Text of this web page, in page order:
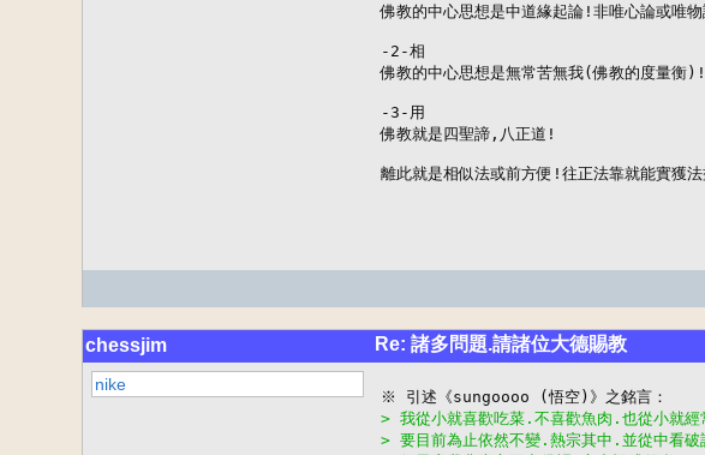
佛教的中心思想是中道緣起論!非唯心論或唯
-2-相
佛教的中心思想是無常苦無我(佛教的度量衡
-3-用
佛教就是四聖諦,八正道!
離此就是相似法或前方便!往正法靠就能實獲
chessjim Re: 諸多問題.請諸位大德賜教
nike
> 我從小就喜歡吃菜.不喜歡魚肉.也從小就經
> 要目前為止依然不變.熱宗其中.並從中看破